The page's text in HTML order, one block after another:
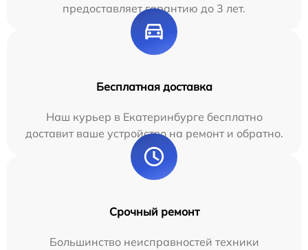
предоставляет гарантию до 3 лет.
Бесплатная доставка
Наш курьер в Екатеринбурге бесплатно
доставит ваше устройство на ремонт и обратно.
Срочный ремонт
Большинство неисправностей техники